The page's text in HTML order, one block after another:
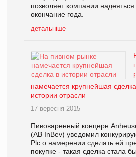
позволяет компании
окончание года.
детальніше
намечается крупнейшая
истории отрасли
17 вересня 2015
Пивоваренный концерн
(AB InBev) уведомил
Plc о намерении сделать ей
покупке - такая сделка стала